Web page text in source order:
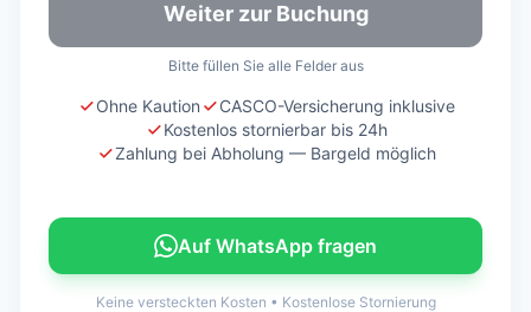
Weiter zur Buchung
Bitte füllen Sie alle Felder aus
Ohne Kaution
CASCO-Versicherung inklusive
Kostenlos stornierbar bis 24h
Zahlung bei Abholung — Bargeld möglich
Auf WhatsApp fragen
Keine versteckten Kosten • Kostenlose Stornierung